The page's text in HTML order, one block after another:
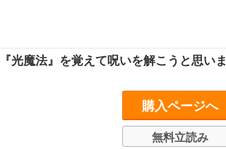
光魔法』を覚えて呪いを解こうと思いま
購入ページへ
無料立読み